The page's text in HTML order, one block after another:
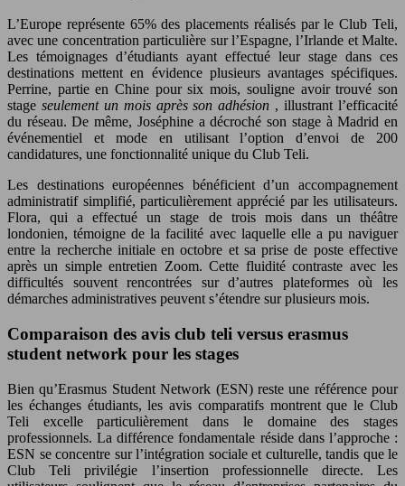
L’Europe représente 65% des placements réalisés par le Club Teli,
avec une concentration particulière sur l’Espagne, l’Irlande et Malte.
Les témoignages d’étudiants ayant effectué leur stage dans ces
destinations mettent en évidence plusieurs avantages spécifiques.
Perrine, partie en Chine pour six mois, souligne avoir trouvé son
stage seulement un mois après son adhésion , illustrant l’efficacité
du réseau. De même, Joséphine a décroché son stage à Madrid en
événementiel et mode en utilisant l’option d’envoi de 200
candidatures, une fonctionnalité unique du Club Teli.
Les destinations européennes bénéficient d’un accompagnement
administratif simplifié, particulièrement apprécié par les utilisateurs.
Flora, qui a effectué un stage de trois mois dans un théâtre
londonien, témoigne de la facilité avec laquelle elle a pu naviguer
entre la recherche initiale en octobre et sa prise de poste effective
après un simple entretien Zoom. Cette fluidité contraste avec les
difficultés souvent rencontrées sur d’autres plateformes où les
démarches administratives peuvent s’étendre sur plusieurs mois.
Comparaison des avis club teli versus erasmus
student network pour les stages
Bien qu’Erasmus Student Network (ESN) reste une référence pour
les échanges étudiants, les avis comparatifs montrent que le Club
Teli excelle particulièrement dans le domaine des stages
professionnels. La différence fondamentale réside dans l’approche :
ESN se concentre sur l’intégration sociale et culturelle, tandis que le
Club Teli privilégie l’insertion professionnelle directe. Les